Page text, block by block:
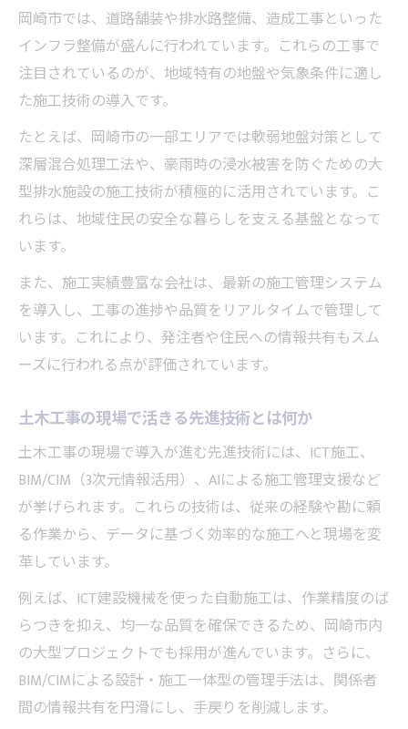
岡崎市では、道路舗装や排水路整備、造成工事といった
インフラ整備が盛んに行われています。これらの工事で
注目されているのが、地域特有の地盤や気象条件に適し
た施工技術の導入です。
たとえば、岡崎市の一部エリアでは軟弱地盤対策として
深層混合処理工法や、豪雨時の浸水被害を防ぐための大
型排水施設の施工技術が積極的に活用されています。こ
れらは、地域住民の安全な暮らしを支える基盤となって
います。
また、施工実績豊富な会社は、最新の施工管理システム
を導入し、工事の進捗や品質をリアルタイムで管理して
います。これにより、発注者や住民への情報共有もスム
ーズに行われる点が評価されています。
土木工事の現場で活きる先進技術とは何か
土木工事の現場で導入が進む先進技術には、ICT施工、
BIM/CIM（3次元情報活用）、AIによる施工管理支援など
が挙げられます。これらの技術は、従来の経験や勘に頼
る作業から、データに基づく効率的な施工へと現場を変
革しています。
例えば、ICT建設機械を使った自動施工は、作業精度のば
らつきを抑え、均一な品質を確保できるため、岡崎市内
の大型プロジェクトでも採用が進んでいます。さらに、
BIM/CIMによる設計・施工一体型の管理手法は、関係者
間の情報共有を円滑にし、手戻りを削減します。